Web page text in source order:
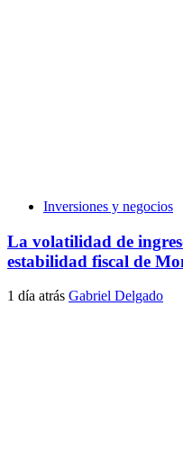
Inversiones y negocios
La volatilidad de
estabilidad fiscal de
1 día atrás Gabriel Delgado